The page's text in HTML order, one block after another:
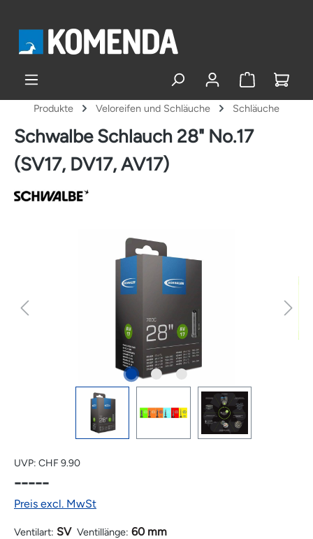
Produkte Veloreifen und Schläuche Schläuche
Schwalbe Schlauch 28" No.17
(SV17, DV17, AV17)
Bildergalerie überspringen
UVP: CHF 9.90
-----
Preis excl. MwSt
Ventilart: SV Ventillänge: 60 mm